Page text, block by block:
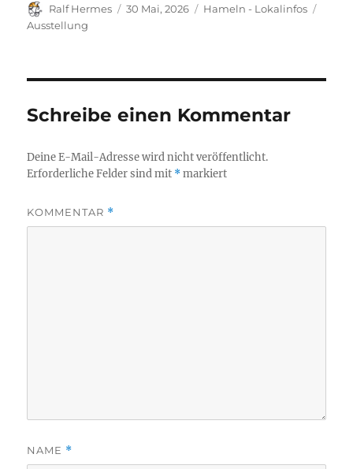
Autor
Ralf Hermes
Veröffentlicht
30 Mai, 2026 Kategorien
Hameln - Lokalinfos
Ausstellung
Schreibe einen Kommentar
Deine E-Mail-Adresse wird nicht veröffentlicht.
Erforderliche Felder sind mit *markiert
KOMMENTAR *
NAME *